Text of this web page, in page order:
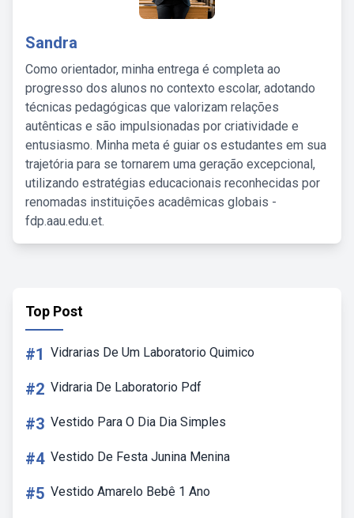
Sandra
Como orientador, minha entrega é completa ao
progresso dos alunos no contexto escolar, adotando
técnicas pedagógicas que valorizam relações
autênticas e são impulsionadas por criatividade e
entusiasmo. Minha meta é guiar os estudantes em sua
trajetória para se tornarem uma geração excepcional,
utilizando estratégias educacionais reconhecidas por
renomadas instituições acadêmicas globais -
fdp.aau.edu.et.
Top Post
#1 Vidrarias De Um Laboratorio Quimico
#2 Vidraria De Laboratorio Pdf
#3 Vestido Para O Dia Dia Simples
#4 Vestido De Festa Junina Menina
#5 Vestido Amarelo Bebê 1 Ano